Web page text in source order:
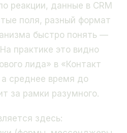
реакции, данные в CRM
поля, разный формат
быстро понять —
практике это видно
лида» в «Контакт
среднее время до
за рамки разумного.
здесь: